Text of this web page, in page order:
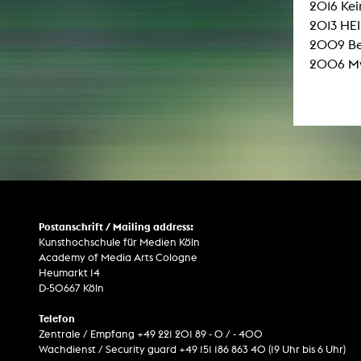
2016
2013
2009
2006
Postanschrift / Mailing address:
Kunsthochschule für Medien Köln
Academy of Media Arts Cologne
Heumarkt 14
D-50667 Köln
Telefon
Zentrale / Empfang +49 221 201 89 - 0 / - 400
Wachdienst / Security guard +49 151 186 863 40 (19 Uhr bis 6 Uhr)